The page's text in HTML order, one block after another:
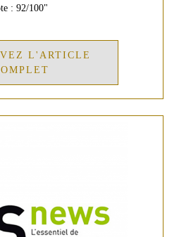
: 92/100"
L'ARTICLE